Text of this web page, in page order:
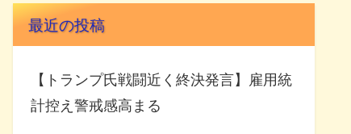
最近の投稿
【トランプ氏戦闘近く終決発言】雇用統
計控え警戒感高まる